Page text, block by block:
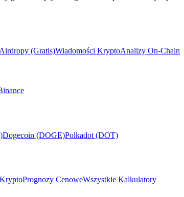
Airdropy (Gratis)Wiadomości KryptoAnalizy On-Chain
Dogecoin (DOGE)Polkadot (DOT)
Prognozy CenoweWszystkie Kalkulatory